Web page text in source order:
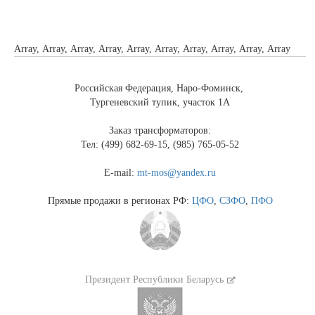
Array, Array, Array, Array, Array, Array, Array, Array, Array, Array
Российская Федерация, Наро-Фоминск,
Тургеневский тупик, участок 1А
Заказ трансформаторов:
Тел: (499) 682-69-15, (985) 765-05-52
E-mail:mt-mos@yandex.ru
Прямые продажи в регионах РФ: ЦФО, СЗФО, ПФО
Президент Республики Беларусь